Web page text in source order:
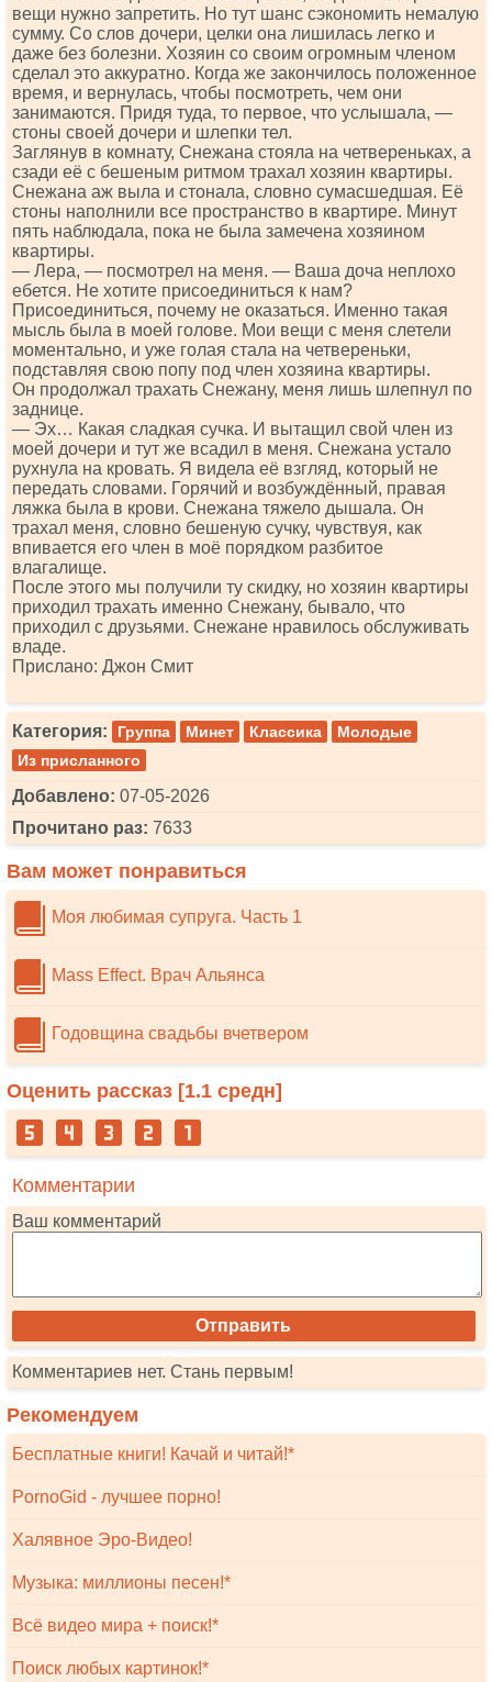
вещи нужно запретить. Но тут шанс сэкономить немалую
сумму. Со слов дочери, целки она лишилась легко и
даже без болезни. Хозяин со своим огромным членом
сделал это аккуратно. Когда же закончилось положенное
время, и вернулась, чтобы посмотреть, чем они
занимаются. Придя туда, то первое, что услышала, —
стоны своей дочери и шлепки тел.
Заглянув в комнату, Снежана стояла на четвереньках, а
сзади её с бешеным ритмом трахал хозяин квартиры.
Снежана аж выла и стонала, словно сумасшедшая. Её
стоны наполнили все пространство в квартире. Минут
пять наблюдала, пока не была замечена хозяином
квартиры.
— Лера, — посмотрел на меня. — Ваша доча неплохо
ебется. Не хотите присоединиться к нам?
Присоединиться, почему не оказаться. Именно такая
мысль была в моей голове. Мои вещи с меня слетели
моментально, и уже голая стала на четвереньки,
подставляя свою попу под член хозяина квартиры.
Он продолжал трахать Снежану, меня лишь шлепнул по
заднице.
— Эх… Какая сладкая сучка. И вытащил свой член из
моей дочери и тут же всадил в меня. Снежана устало
рухнула на кровать. Я видела её взгляд, который не
передать словами. Горячий и возбуждённый, правая
ляжка была в крови. Снежана тяжело дышала. Он
трахал меня, словно бешеную сучку, чувствуя, как
впивается его член в моё порядком разбитое
влагалище.
После этого мы получили ту скидку, но хозяин квартиры
приходил трахать именно Снежану, бывало, что
приходил с друзьями. Снежане нравилось обслуживать
владе.
Прислано: Джон Смит
Категория: Группа Минет Классика
Молодые
Из присланного
Добавлено: 07-05-2026
Прочитано раз: 7633
Вам может понравиться
Моя любимая супруга. Часть 1
Mass Effect. Врач Альянса
Годовщина свадьбы вчетвером
Оценить рассказ [1.1 средн]
Комментарии
Ваш комментарий
Комментариев нет. Стань первым!
Рекомендуем
Бесплатные книги! Качай и читай!*
PornoGid - лучшее порно!
Халявное Эро-Видео!
Музыка: миллионы песен!*
Всё видео мира + поиск!*
Поиск любых картинок!*